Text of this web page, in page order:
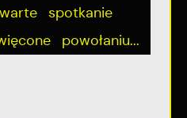
spotkanie
powołaniu...